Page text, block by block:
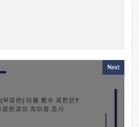
Next